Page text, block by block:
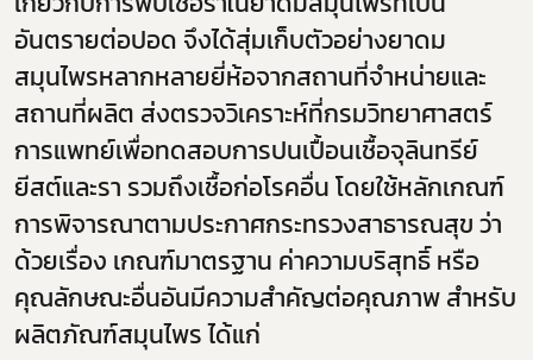
อันตรายต่อปอด จึงได้สุ่มเก็บตัวอย่างยาดม
สมุนไพรหลากหลายยี่ห้อจากสถานที่จำหน่ายและ
สถานที่ผลิต ส่งตรวจวิเคราะห์ที่กรมวิทยาศาสตร์
การแพทย์เพื่อทดสอบการปนเปื้อนเชื้อจุลินทรีย์
ยีสต์และรา รวมถึงเชื้อก่อโรคอื่น โดยใช้หลักเกณฑ์
การพิจารณาตามประกาศกระทรวงสาธารณสุข ว่า
ด้วยเรื่อง เกณฑ์มาตรฐาน ค่าความบริสุทธิ์ หรือ
คุณลักษณะอื่นอันมีความสำคัญต่อคุณภาพ สำหรับ
ผลิตภัณฑ์สมุนไพร ได้แก่